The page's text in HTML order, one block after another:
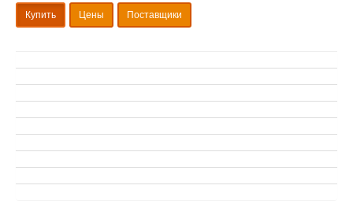
Купить Цены Поставщики